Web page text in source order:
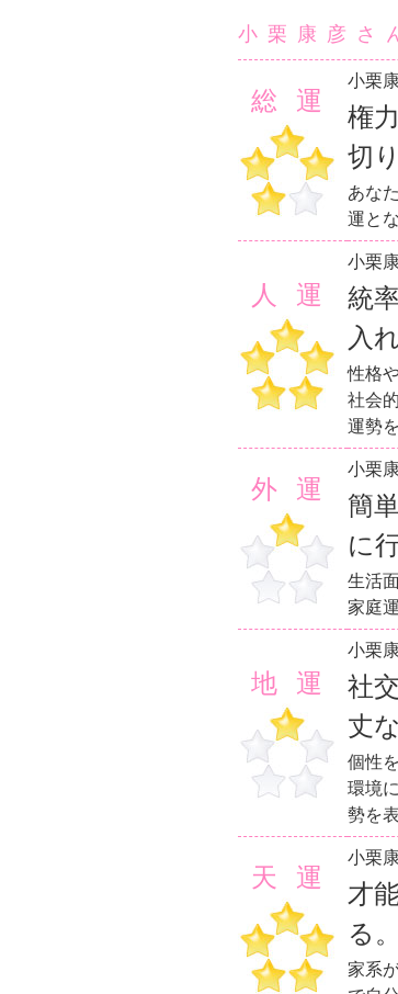
小栗康彦さ
総運
小栗
権
切
あな
運と
人運
小栗
統
入
性格
社会
運勢
外運
小栗
簡
に
生活
家庭
地運
小栗
社
丈
個性
環境
勢を
天運
小栗
才
る
家系